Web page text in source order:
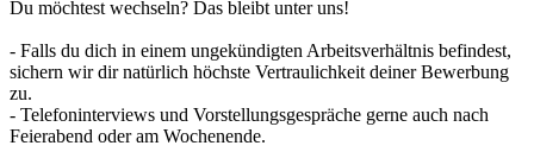
Du möchtest wechseln? Das bleibt unter uns!
- Falls du dich in einem ungekündigten Arbeitsverhältnis befindest,
sichern wir dir natürlich höchste Vertraulichkeit deiner Bewerbung
zu.
- Telefoninterviews und Vorstellungsgespräche gerne auch nach
Feierabend oder am Wochenende.